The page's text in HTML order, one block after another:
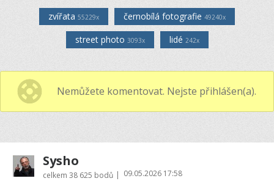
zvířata 55229x černobílá fotografie 49240x
street photo 3093x lidé 242x
Nemůžete komentovat. Nejste přihlášen(a).
Sysho
celkem 38 625 bodů | 09.05.2026 17:58